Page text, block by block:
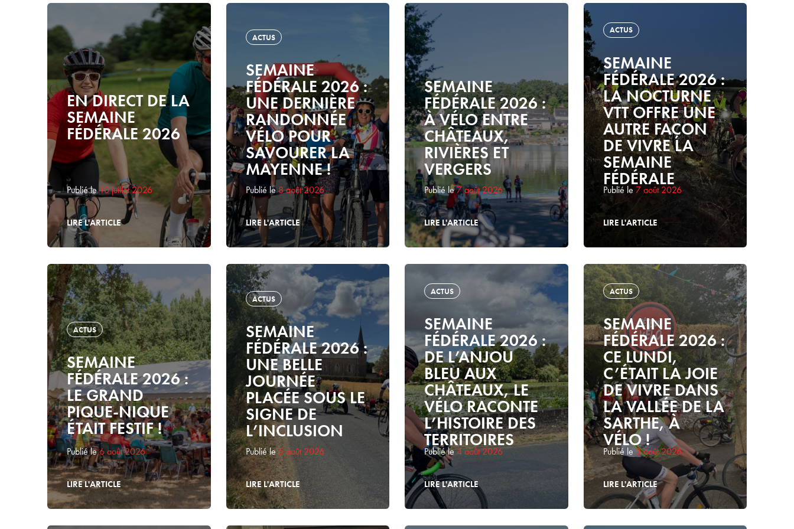
EN DIRECT DE LA
SEMAINE
FÉDÉRALE 2026
Publié le10 juillet 2026
LIRE L'ARTICLE
ACTUS
SEMAINE
FÉDÉRALE 2026 :
UNE DERNIÈRE
RANDONNÉE
VÉLO POUR
SAVOURER LA
MAYENNE !
Publié le8 août 2026
LIRE L'ARTICLE
SEMAINE
FÉDÉRALE 2026 :
À VÉLO ENTRE
CHÂTEAUX,
RIVIÈRES ET
VERGERS
Publié le7 août 2026
LIRE L'ARTICLE
ACTUS
SEMAINE
FÉDÉRALE 2026 :
LA NOCTURNE
VTT OFFRE UNE
AUTRE FAÇON
DE VIVRE LA
SEMAINE
FÉDÉRALE
Publié le 7 août 2026
LIRE L'ARTICLE
ACTUS
SEMAINE
FÉDÉRALE 2026 :
LE GRAND
PIQUE-NIQUE
ÉTAIT FESTIF !
Publié le6 août 2026
LIRE L'ARTICLE
ACTUS
SEMAINE
FÉDÉRALE 2026 :
UNE BELLE
JOURNÉE
PLACÉE SOUS LE
SIGNE DE
L’INCLUSION
Publié le5 août 2026
LIRE L'ARTICLE
ACTUS
SEMAINE
FÉDÉRALE 2026 :
DE L’ANJOU
BLEU AUX
CHÂTEAUX, LE
VÉLO RACONTE
L’HISTOIRE DES
TERRITOIRES
Publié le4 août 2026
LIRE L'ARTICLE
ACTUS
SEMAINE
FÉDÉRALE 2026 :
CE LUNDI,
C’ÉTAIT LA JOIE
DE VIVRE DANS
LA VALLÉE DE LA
SARTHE, À
VÉLO !
Publié le3 août 2026
LIRE L'ARTICLE